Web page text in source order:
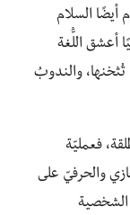
أيضًا السلام
أعشق اللُّغة
تُثخنها، والندوبُ
فعمليّة
والحرفيّ على
الشخصية